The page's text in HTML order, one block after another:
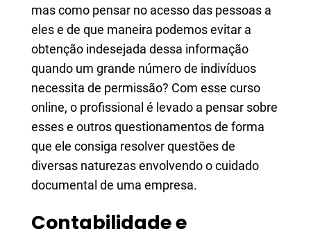
mas como pensar no acesso das pessoas a
eles e de que maneira podemos evitar a
obtenção indesejada dessa informação
quando um grande número de indivíduos
necessita de permissão? Com esse curso
online, o profissional é levado a pensar sobre
esses e outros questionamentos de forma
que ele consiga resolver questões de
diversas naturezas envolvendo o cuidado
documental de uma empresa.
Contabilidade e